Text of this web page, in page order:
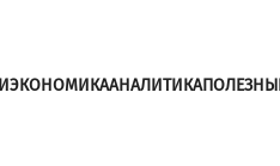
ЭКОНОМИКААНАЛИТИКА